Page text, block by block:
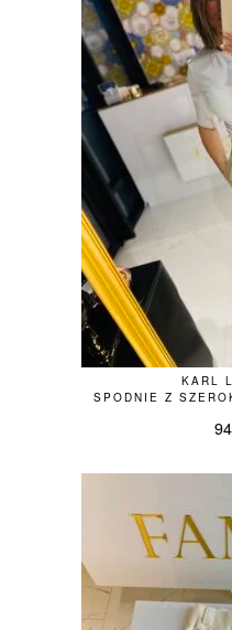
KARL
SPODNIE Z